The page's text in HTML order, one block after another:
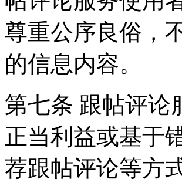
尊重公序良俗，
的信息内容。
第七条 跟帖评论
正当利益或基于
荐跟帖评论等方